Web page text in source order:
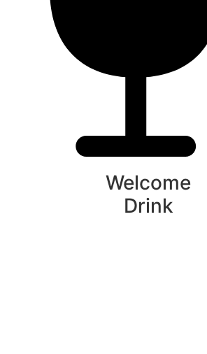
Welcome
Drink